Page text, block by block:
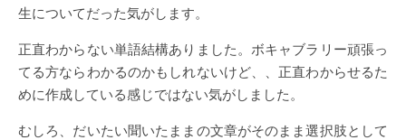
生についてだった気がします。
正直わからない単語結構ありました。ボキャブラリー頑張っ
てる方ならわかるのかもしれないけど、、正直わからせるた
めに作成している感じではない気がしました。
むしろ、だいたい聞いたままの文章がそのまま選択肢として